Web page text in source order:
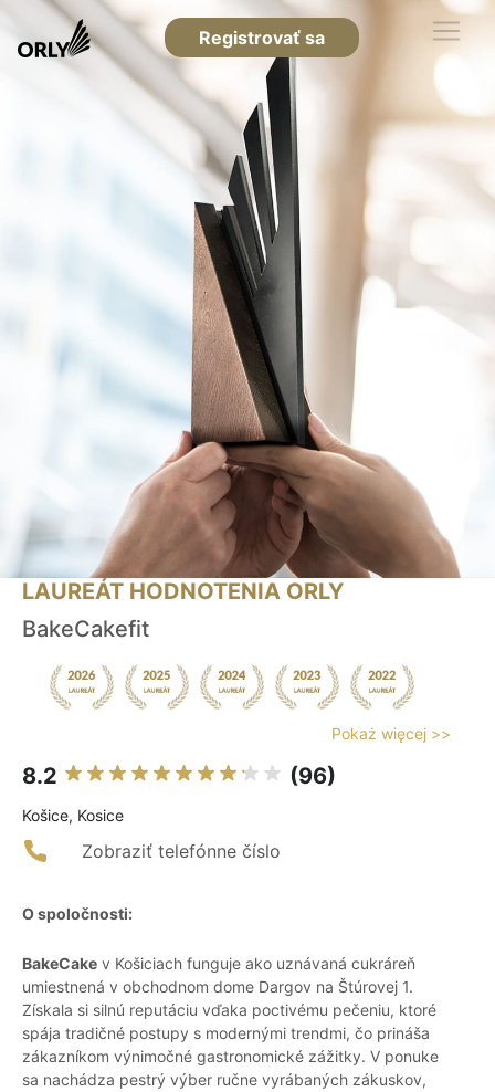
Registrovať sa
LAUREÁT HODNOTENIA ORLY
BakeCakefit
Pokaż więcej >>
8.2 (96)
Košice, Kosice
Zobraziť telefónne číslo
O spoločnosti:
BakeCake v Košiciach funguje ako uznávaná cukráreň
umiestnená v obchodnom dome Dargov na Štúrovej 1.
Získala si silnú reputáciu vďaka poctivému pečeniu, ktoré
spája tradičné postupy s modernými trendmi, čo prináša
zákazníkom výnimočné gastronomické zážitky. V ponuke
sa nachádza pestrý výber ručne vyrábaných zákuskov,